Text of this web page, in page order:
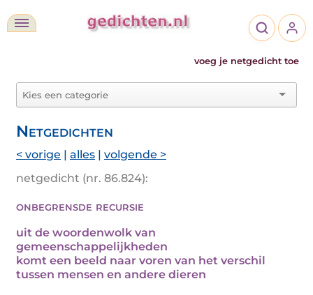
voeg je netgedicht toe
Netgedichten
< vorige | alles | volgende >
netgedicht (nr. 86.824):
onbegrensde recursie
uit de woordenwolk van
gemeenschappelijkheden
komt een beeld naar voren van het verschil
tussen mensen en andere dieren